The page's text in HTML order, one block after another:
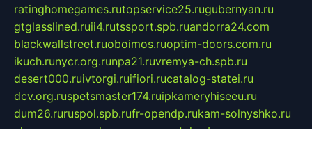
ratinghomegames.rutopservice25.rugubernyan.ru
gtglasslined.ruii4.rutssport.spb.ruandorra24.com
blackwallstreet.ruoboimos.ruoptim-doors.com.ru
ikuch.runycr.org.runpa21.ruvremya-ch.spb.ru
desert000.ruivtorgi.ruifiori.rucatalog-statei.ru
dcv.org.ruspetsmaster174.ruipkameryhiseeu.ru
dum26.ruruspol.spb.rufr-opendp.rukam-solnyshko.ru
cheyenne-arapaho.rusevzapmetal.spb.ru